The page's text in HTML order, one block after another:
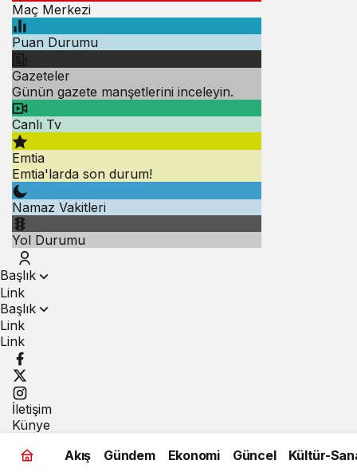
Maç Merkezi
Puan Durumu
Gazeteler
Günün gazete manşetlerini inceleyin.
Canlı Tv
Emtia
Emtia'larda son durum!
Namaz Vakitleri
Yol Durumu
Başlık
Link
Başlık
Link
Link
İletişim
Künye
Akış
Gündem Ekonomi Güncel Kültür-